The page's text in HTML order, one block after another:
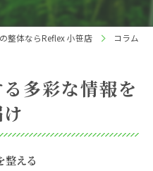
整体ならReflex 小笹店 コラム
多彩な情報を
整える